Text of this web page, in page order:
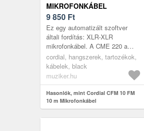
MIKROFONKÁBEL
9 850 Ft
Ez egy automatizált szoftver
általi fordítás: XLR-XLR
mikrofonkábel. A CME 220 a
CORDIAL mikrofonkábel
alapmodelljét képviseli. A 0, 22
mm²-es veze...
cordial, hangszerek, tartozékok,
kábelek, black
muziker.hu
Hasonlók, mint Cordial CFM 10 FM
10 m Mikrofonkábel